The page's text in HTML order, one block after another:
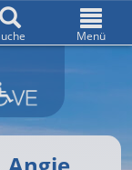
Menü